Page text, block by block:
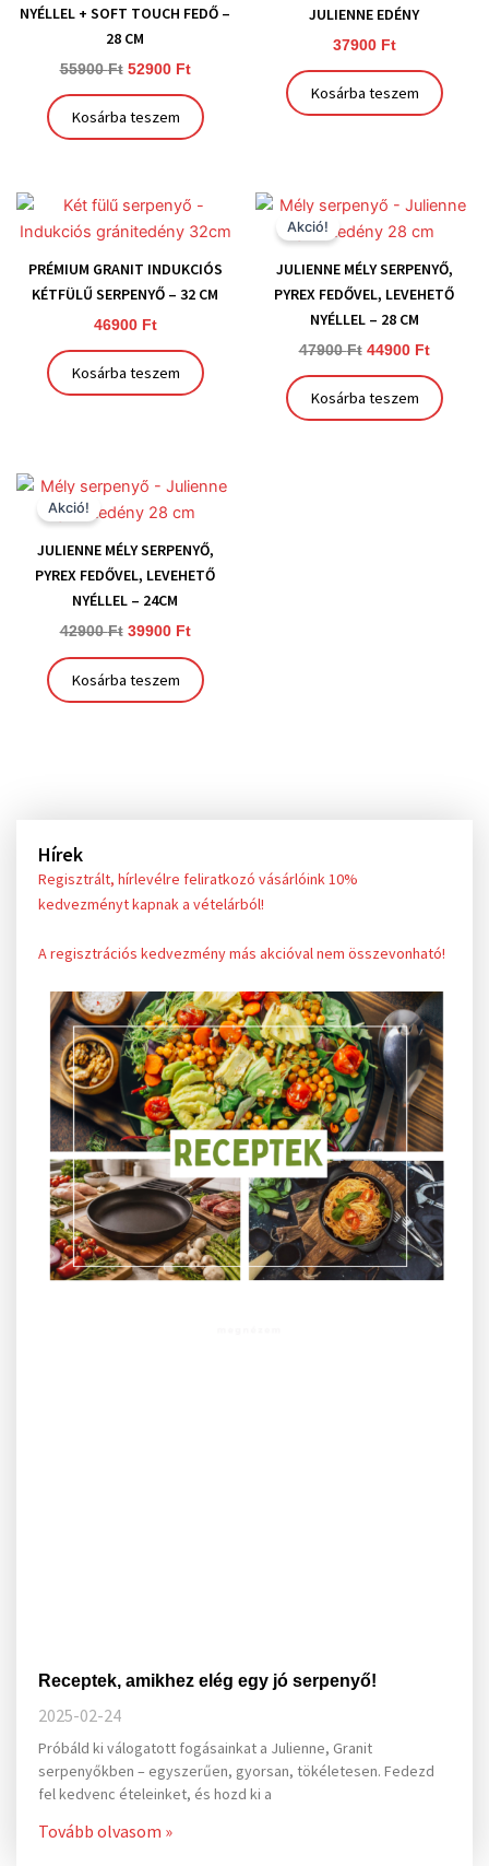
Hírek
Regisztrált, hírlevélre feliratkozó vásárlóink 10%
kedvezményt kapnak a vételárból!
A regisztrációs kedvezmény más akcióval nem összevonható!
Receptek, amikhez elég egy jó serpenyő!
2025-02-24
Próbáld ki válogatott fogásainkat a Julienne, Granit
serpenyőkben – egyszerűen, gyorsan, tökéletesen. Fedezd
fel kedvenc ételeinket, és hozd ki a
Tovább olvasom »
NYÉLLEL + SOFT TOUCH FEDŐ –
28 CM
55900Ft 52900 Ft
Kosárba teszem
JULIENNE EDÉNY
37900 Ft
Kosárba teszem
PRÉMIUM GRANIT INDUKCIÓS
KÉTFÜLŰ SERPENYŐ – 32 CM
46900 Ft
Kosárba teszem
Akció!
JULIENNE MÉLY SERPENYŐ,
PYREX FEDŐVEL, LEVEHETŐ
NYÉLLEL – 28 CM
47900Ft
Original
price
was:
44900 Ft
Current
is:
44900
Kosárba teszem
Akció!
JULIENNE MÉLY SERPENYŐ,
PYREX FEDŐVEL, LEVEHETŐ
NYÉLLEL – 24CM
42900Ft
Original
was:
39900 Ft
Current
is:
39900 Ft.
Kosárba teszem